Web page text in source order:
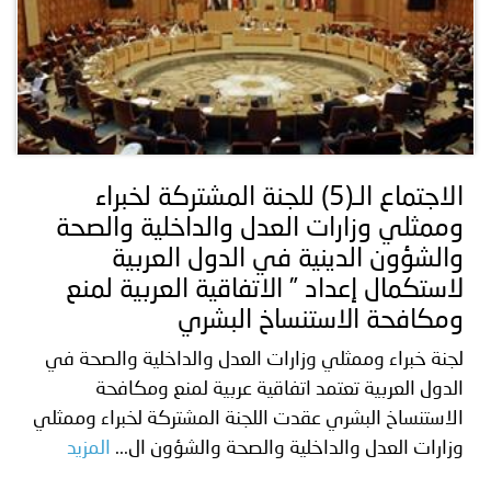
الاجتماع الـ(5) للجنة المشتركة لخبراء
وممثلي وزارات العدل والداخلية والصحة
والشؤون الدينية في الدول العربية
لاستكمال إعداد ” الاتفاقية العربية لمنع
ومكافحة الاستنساخ البشري
لجنة خبراء وممثلي وزارات العدل والداخلية والصحة في
الدول العربية تعتمد اتفاقية عربية لمنع ومكافحة
الاستنساخ البشري عقدت اللجنة المشتركة لخبراء وممثلي
وزارات العدل والداخلية والصحة والشؤون ال...
المزيد